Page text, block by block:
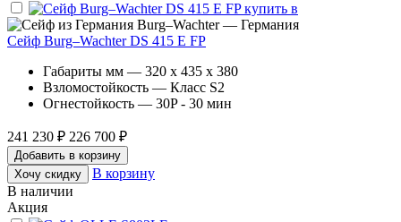
Burg–Wachter — Германия
Сейф Burg–Wachter DS 415 E FP
Габариты мм — 320 x 435 x 380
Взломостойкость — Класс S2
Огнестойкость — 30P - 30 мин
241 230 ₽ 226 700 ₽
Добавить в корзину
Хочу скидку
В корзину
В наличии
Акция